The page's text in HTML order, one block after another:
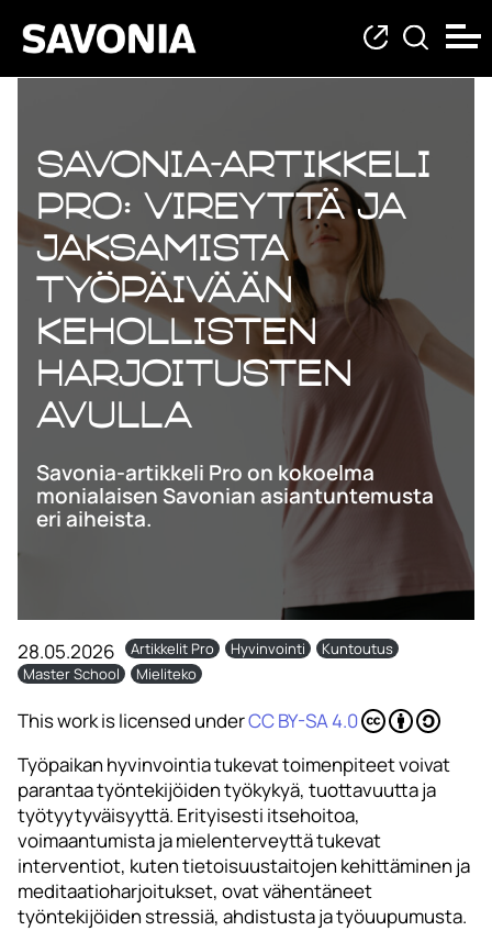
Savonia-artikkeli
Pro: Vireyttä ja
jaksamista
työpäivään
kehollisten
harjoitusten
avulla
Savonia-artikkeli Pro on kokoelma
monialaisen Savonian asiantuntemusta
eri aiheista.
28.05.2026 Artikkelit Pro Hyvinvointi
Kuntoutus
Master School
Mieliteko
This work is licensed underCC BY-SA 4.0
Työpaikan hyvinvointia tukevat toimenpiteet voivat
parantaa työntekijöiden työkykyä, tuottavuutta ja
työtyytyväisyyttä. Erityisesti itsehoitoa,
voimaantumista ja mielenterveyttä tukevat
interventiot, kuten tietoisuustaitojen kehittäminen ja
meditaatioharjoitukset, ovat vähentäneet
työntekijöiden stressiä, ahdistusta ja työuupumusta.